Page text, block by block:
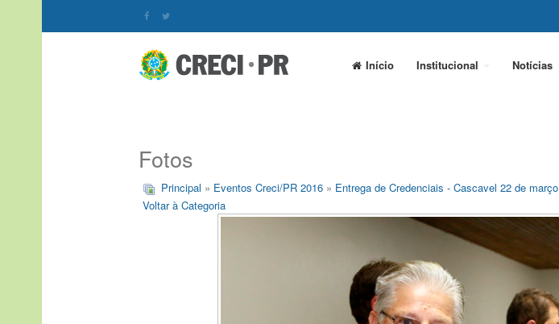
Início Institucional Notícias
Fotos
Principal » Eventos Creci/PR 2016 » Entrega de Credenciais - Cascavel 22 de março
Voltar à Categoria